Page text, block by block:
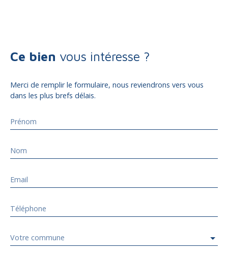
Ce bien vous intéresse ?
Merci de remplir le formulaire, nous reviendrons vers vous
dans les plus brefs délais.
Prénom
Nom
Email
Téléphone
Votre commune